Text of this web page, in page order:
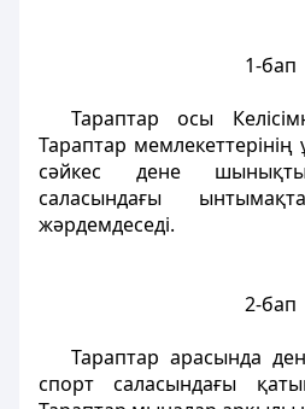
1-бап
Тараптар осы
Тараптар
сәйкес дене
саласындағы
жәрдемдеседі.
2-бап
Тараптар арасында
спорт саласындағы